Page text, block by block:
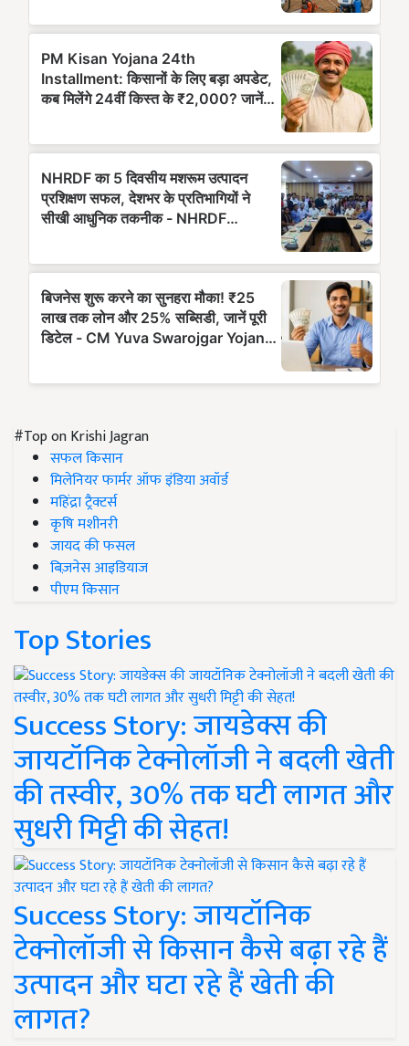
#Top on Krishi Jagran
सफल किसान
मिलेनियर फार्मर ऑफ इंडिया अवॉर्ड
महिंद्रा ट्रैक्टर्स
कृषि मशीनरी
जायद की फसल
बिज़नेस आइडियाज
पीएम किसान
Top Stories
Success Story: जायडेक्स की
जायटॉनिक टेक्नोलॉजी ने बदली खेती
की तस्वीर, 30% तक घटी लागत और
सुधरी मिट्टी की सेहत!
Success Story: जायटॉनिक
टेक्नोलॉजी से किसान कैसे बढ़ा रहे हैं
उत्पादन और घटा रहे हैं खेती की
लागत?